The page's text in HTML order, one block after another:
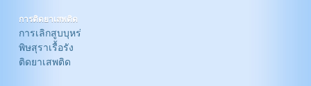
การติดยาเสพติด
การเลิกสูบบุหร่
พิษสุราเรื้อรัง
ติดยาเสพติด